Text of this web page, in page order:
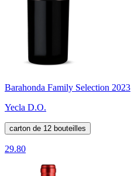
Barahonda Family Selection 2023
Yecla D.O.
carton de 12 bouteilles
29.80